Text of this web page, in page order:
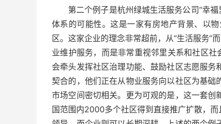
第二个例子是杭州绿城生活服务公司“幸
体系的可能性。这是一家有房地产背景、以
区。这家企业的理念非常超前，从“生活服务”
业维护服务，而是非常重视邻里关系和社区
会牵头发挥社区治理功能、鼓励社区志愿服
契合的，他们正在从物业服务向以社区为基
市场空间密切相关。更为可观的是，这一套
国范围内2000多个社区得到直接推广扩散，